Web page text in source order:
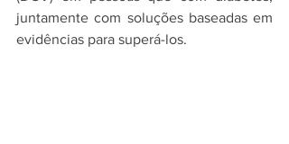
juntamente com soluções baseadas em
evidências para superá-los.